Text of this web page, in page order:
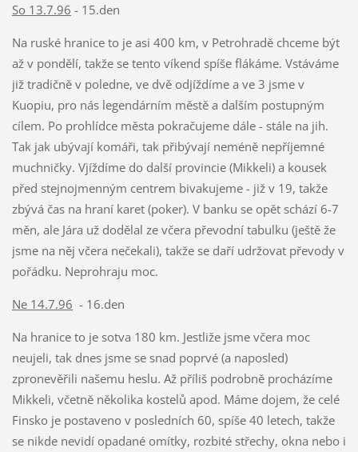
So 13.7.96 - 15.den
Na ruské hranice to je asi 400 km, v Petrohradě chceme být
až v pondělí, takže se tento víkend spíše flákáme. Vstáváme
již tradičně v poledne, ve dvě odjíždíme a ve 3 jsme v
Kuopiu, pro nás legendárním městě a dalším postupným
cílem. Po prohlídce města pokračujeme dále - stále na jih.
Tak jak ubývají komáři, tak přibývají neméně nepříjemné
muchničky. Vjíždíme do další provincie (Mikkeli) a kousek
před stejnojmenným centrem bivakujeme - již v 19, takže
zbývá čas na hraní karet (poker). V banku se opět schází 6-7
měn, ale Jára už dodělal ze včera převodní tabulku (ještě že
jsme na něj včera nečekali), takže se daří udržovat převody v
pořádku. Neprohraju moc.
Ne 14.7.96 - 16.den
Na hranice to je sotva 180 km. Jestliže jsme včera moc
neujeli, tak dnes jsme se snad poprvé (a naposled)
zpronevěřili našemu heslu. Až příliš podrobně procházíme
Mikkeli, včetně několika kostelů apod. Máme dojem, že celé
Finsko je postaveno v posledních 60, spíše 40 letech, takže
se nikde nevidí opadané omítky, rozbité střechy, okna nebo i